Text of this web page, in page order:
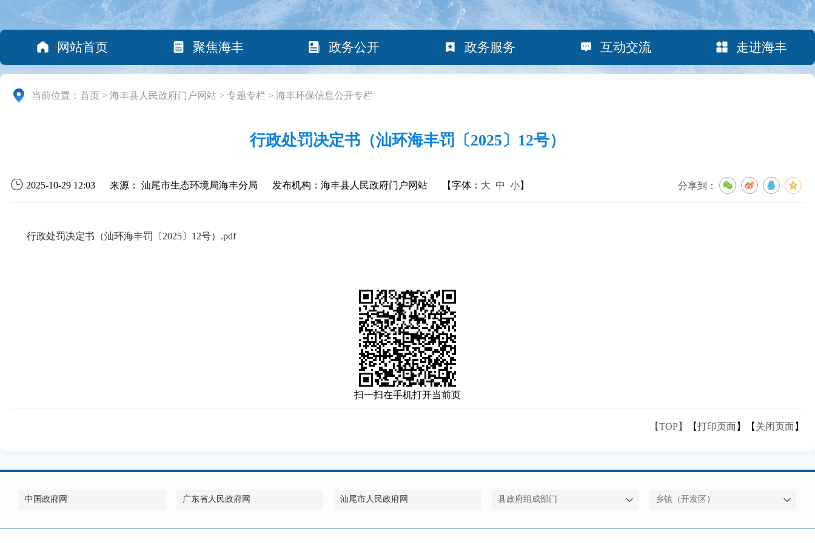
网站首页 聚焦海丰 政务公开 政务服务 互动交流 走进海丰
当前位置： 首页 > 海丰县人民政府门户网站 > 专题专栏 > 海丰环保信息公开专栏
行政处罚决定书（汕环海丰罚〔2025〕12号）
2025-10-29 12:03 来源： 汕尾市生态环境局海丰分局 发布机构：海丰县人民政府门户网站 【字体： 大 中 小】 分享到：
行政处罚决定书（汕环海丰罚〔2025〕12号）.pdf
扫一扫在手机打开当前页
【TOP】 【打印页面】【 关闭页面】
中国政府网 广东省人民政府网 汕尾市人民政府网 县政府组成部门 乡镇（开发区）